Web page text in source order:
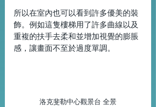
所以在室內也可以看到許多優美的裝
飾。例如這隻樓梯用了許多曲線以及
重複的扶手去柔和並增加視覺的膨脹
感，讓畫面不至於過度單調。
洛克斐勒中心觀景台 全景